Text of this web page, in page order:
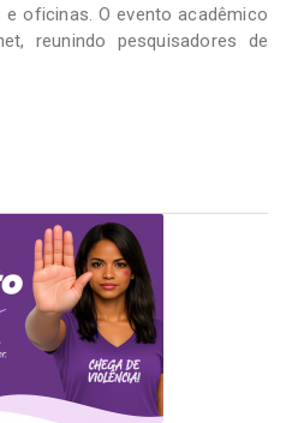
oficinas. O evento acadêmico
reunindo pesquisadores de